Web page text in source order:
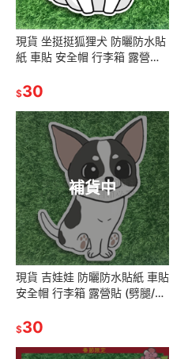
現貨 坐挺挺狐狸犬 防曬防水貼
紙 車貼 安全帽 行李箱 露營貼
$30
補貨中
現貨 吉娃娃 防曬防水貼紙 車貼
安全帽 行李箱 露營貼 (劈腿/一
$30